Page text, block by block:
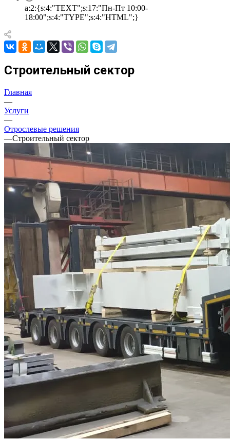
a:2:{s:4:"TEXT";s:17:"Пн-Пт 10:00-
18:00";s:4:"TYPE";s:4:"HTML";}
Строительный сектор
Главная
—
Услуги
—
Отрослевые решения
—Строительный сектор